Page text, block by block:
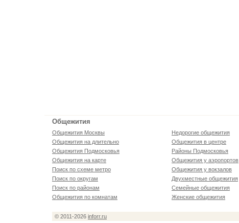
Общежития
Общежития Москвы
Общежития на длительно
Общежития Подмосковья
Общежития на карте
Поиск по схеме метро
Поиск по округам
Поиск по районам
Общежития по комнатам
Недорогие общежития
Общежития в центре
Районы Подмосковья
Общежития у аэропортов
Общежития у вокзалов
Двухместные общежития
Семейные общежития
Женские общежития
© 2011-2026 inforr.ru